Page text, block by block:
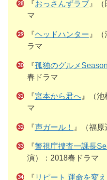
『おっさんずラブ』（
マ
『ヘッドハンター 』
ラマ
『孤独のグルメ
春ドラマ
『宮本から君へ』（池
マ
『声ガール！ 』（福
『警視庁捜査一課長
演）：2018春ドラマ
『 リピート 運命を変